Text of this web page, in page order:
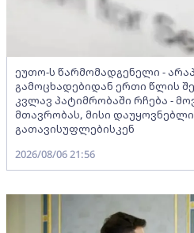
ეუთო-ს წარმომადგენელი -
გამოცხადებიდან ერთი წლის
კვლავ პატიმრობაში რჩება -
მთავრობას, მისი
გათავისუფლებისკენ
2026/08/06 21:56